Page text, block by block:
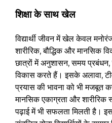
शिक्षा के साथ खेल
विद्यार्थी जीवन में खेल केवल
शारीरिक, बौद्धिक और मानसिक
छात्रों में अनुशासन, समय
विकास करते हैं। इसके अलावा,
प्रयास की भावना को भी
मानसिक एकाग्रता और शारीरिक
पढ़ाई में भी सफलता मिलती है।